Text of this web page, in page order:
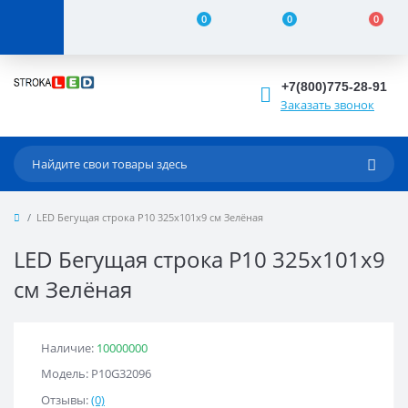
0 0 0
+7(800)775-28-91
Заказать звонок
LED Бегущая строка Р10 325x101x9 см Зелёная
LED Бегущая строка Р10 325x101x9
см Зелёная
Наличие: 10000000
Модель: Р10G32096
Отзывы:(0)